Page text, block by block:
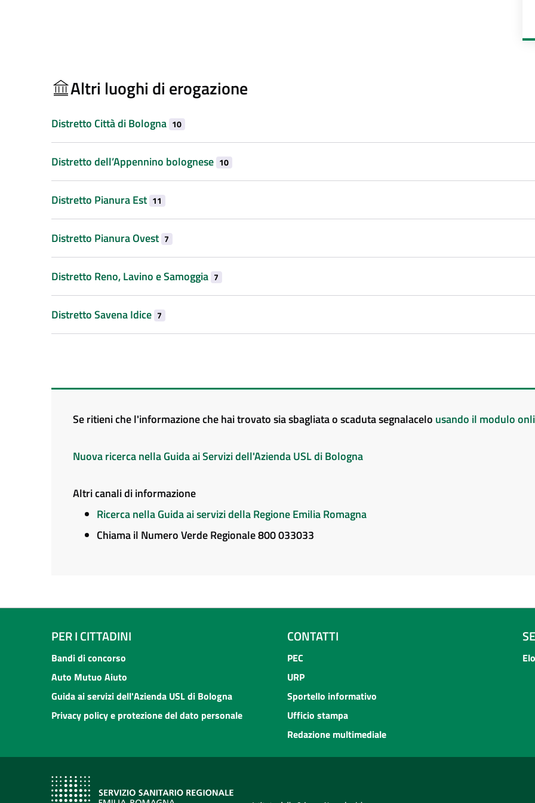
Altri luoghi di erogazione
Distretto Città di Bologna 10
Distretto dell’Appennino bolognese 10
Distretto Pianura Est 11
Distretto Pianura Ovest 7
Distretto Reno, Lavino e Samoggia 7
Distretto Savena Idice 7
Se ritieni che l'informazione che hai trovato sia sbagliata o scaduta segnalacelo usando il modulo
Nuova ricerca nella Guida ai Servizi dell'Azienda USL di Bologna
Altri canali di informazione
Ricerca nella Guida ai servizi della Regione Emilia Romagna
Chiama il Numero Verde Regionale 800 033033
PER I CITTADINI
Bandi di concorso
Auto Mutuo Aiuto
Guida ai servizi dell'Azienda USL di Bologna
Privacy policy e protezione del dato personale
CONTATTI
PEC
URP
Sportello informativo
Ufficio stampa
Redazione multimediale